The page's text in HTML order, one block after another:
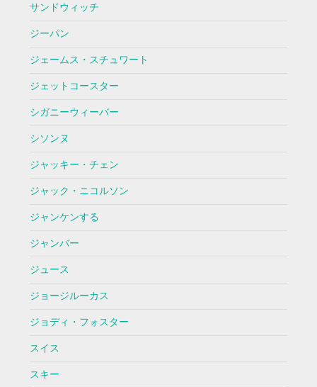
サンドウィッチ
ジーパン
ジェームス・スチュワート
ジェットコースター
シガニーウィーバー
シソンヌ
ジャッキー・チェン
ジャック・ニコルソン
ジャンケンする
ジャンバー
ジュース
ジョージルーカス
ジョディ・フォスター
スイス
スキー